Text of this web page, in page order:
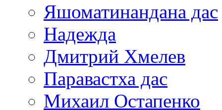
Яшоматинандана дас
Надежда
Дмитрий Хмелев
Паравастха дас
Михаил Остапенко